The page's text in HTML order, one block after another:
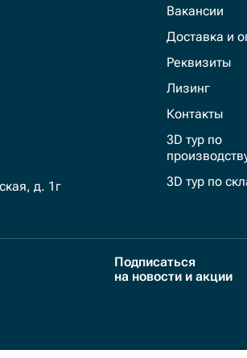
д. 1г
Вакансии
Доставка и
Реквизиты
Лизинг
Контакты
3D тур по
3D тур по
Подписаться
на новости и акции